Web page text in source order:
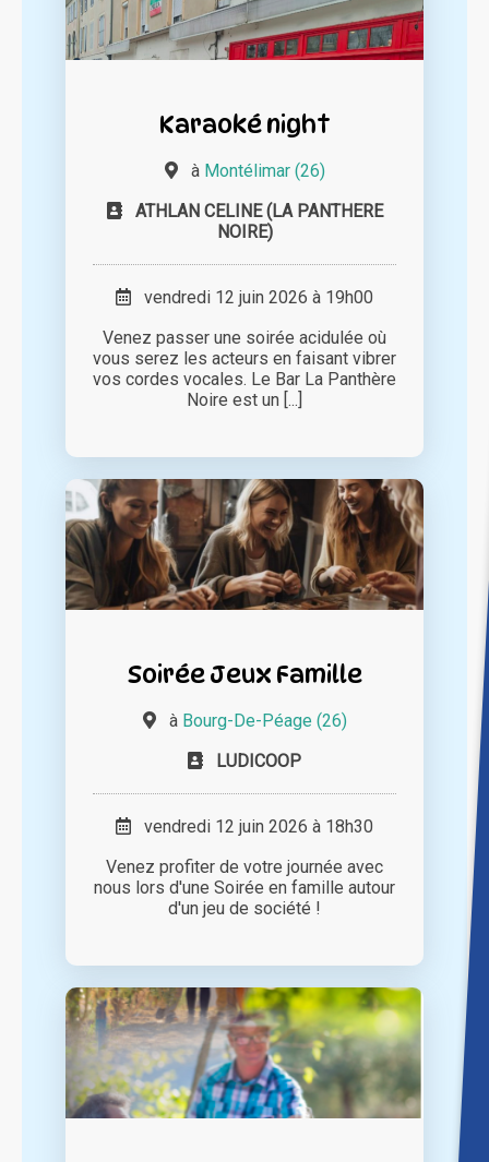
Karaoké night
à Montélimar (26)
ATHLAN CELINE (LA PANTHERE
NOIRE)
vendredi 12 juin 2026 à 19h00
Venez passer une soirée acidulée où
vous serez les acteurs en faisant vibrer
vos cordes vocales. Le Bar La Panthère
Noire est un [...]
Soirée Jeux Famille
à Bourg-De-Péage (26)
LUDICOOP
vendredi 12 juin 2026 à 18h30
Venez profiter de votre journée avec
nous lors d'une Soirée en famille autour
d'un jeu de société !